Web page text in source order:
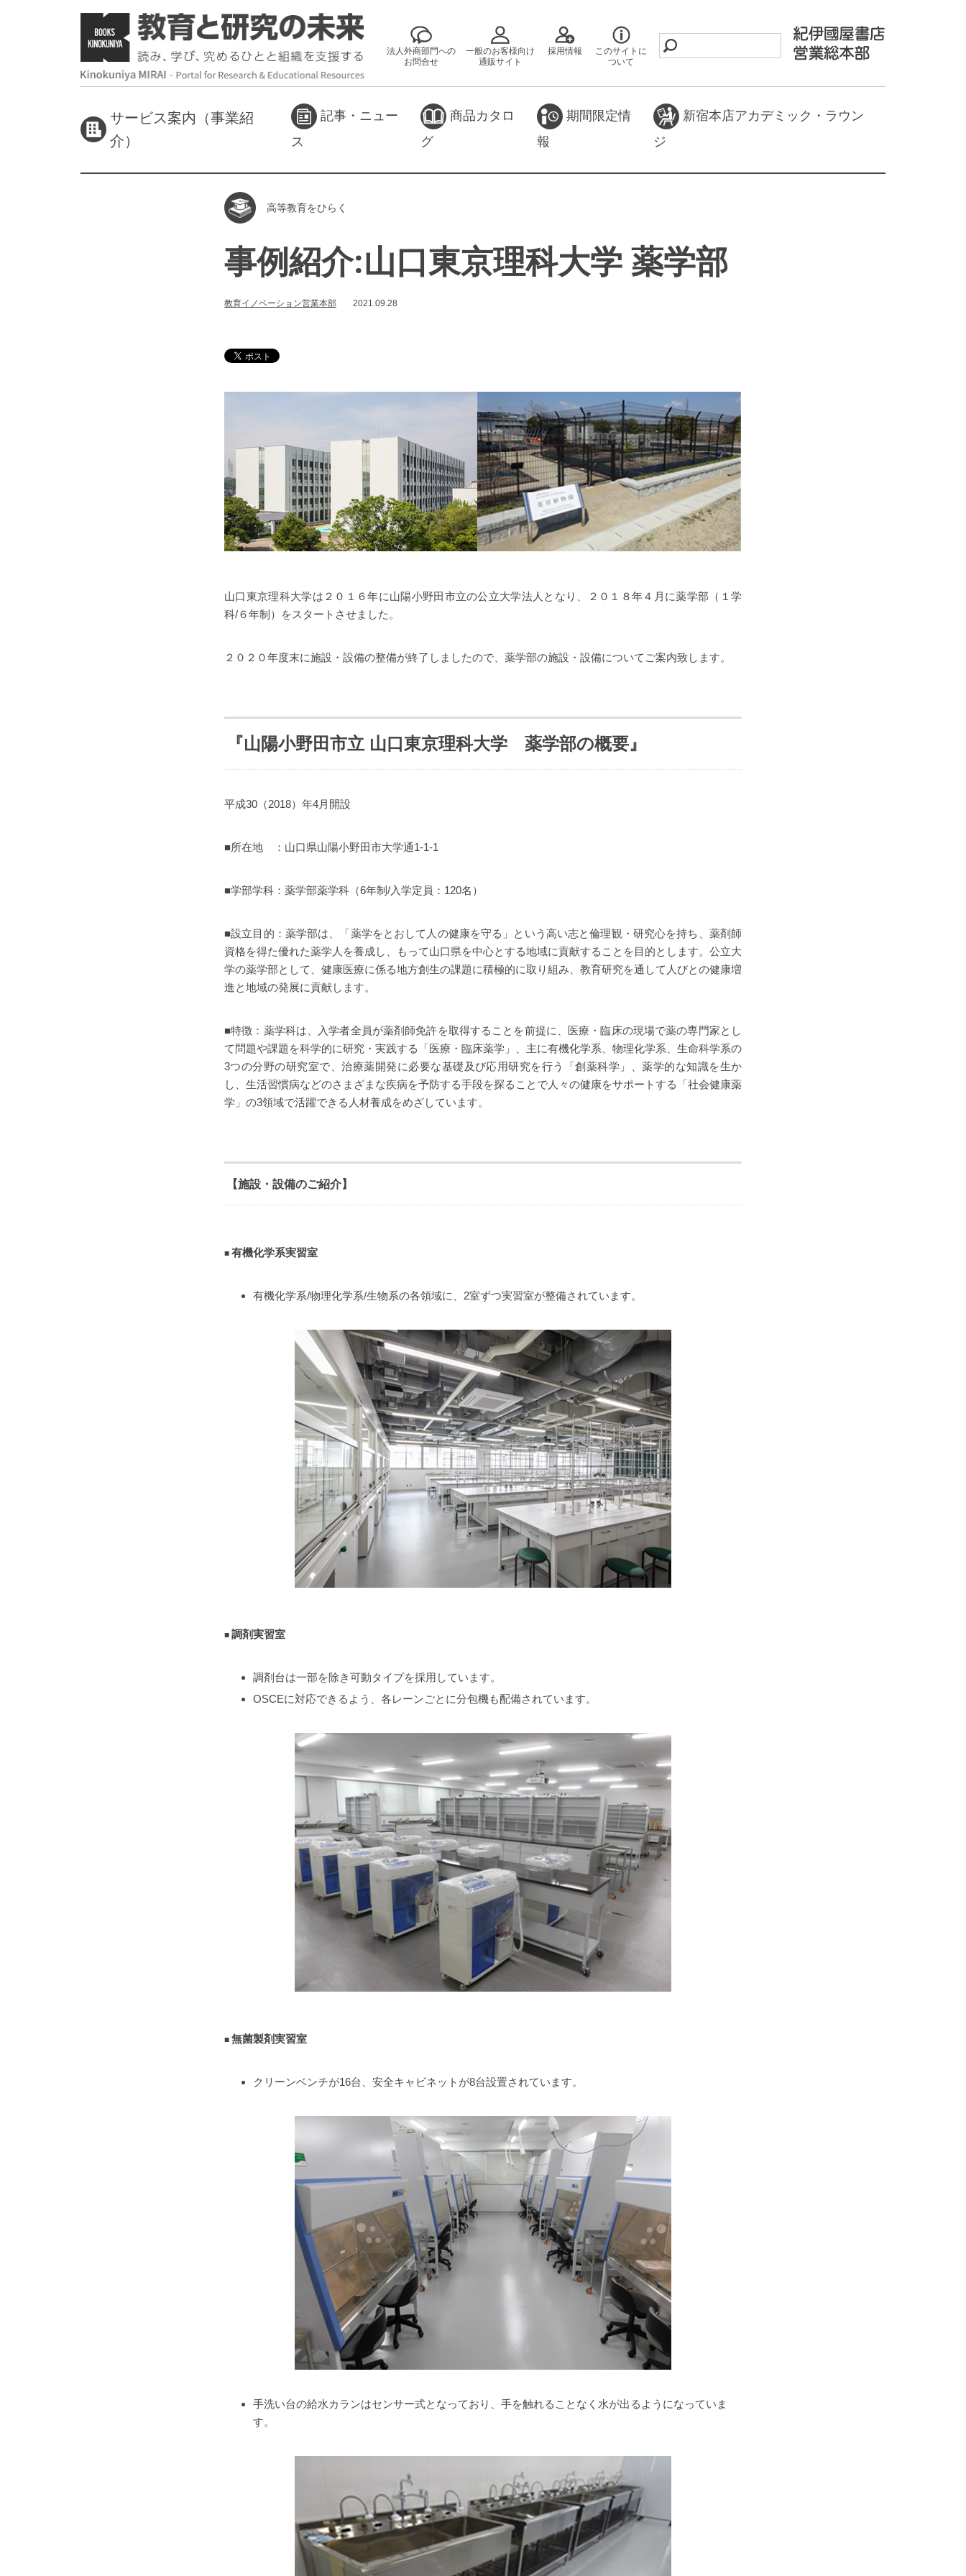
法人外商部門への
お問合せ
一般のお客様向け
通販サイト
採用情報
このサイトに
ついて
サービス案内（事業紹
介）
記事・ニュー
ス
商品カタロ
グ
期間限定情
報
新宿本店アカデミック・ラウン
ジ
高等教育をひらく
事例紹介:山口東京理科大学 薬学部
教育イノベーション営業本部 2021.09.28
山口東京理科大学は２０１６年に山陽小野田市立の公立大学法人となり、２０１８年４月に薬学部（１学
科/６年制）をスタートさせました。
２０２０年度末に施設・設備の整備が終了しましたので、薬学部の施設・設備についてご案内致します。
『山陽小野田市立 山口東京理科大学 薬学部の概要』
平成30（2018）年4月開設
■所在地 ：山口県山陽小野田市大学通1-1-1
■学部学科：薬学部薬学科（6年制/入学定員：120名）
■設立目的：薬学部は、「薬学をとおして人の健康を守る」という高い志と倫理観・研究心を持ち、薬剤師
資格を得た優れた薬学人を養成し、もって山口県を中心とする地域に貢献することを目的とします。公立大
学の薬学部として、健康医療に係る地方創生の課題に積極的に取り組み、教育研究を通して人びとの健康増
進と地域の発展に貢献します。
■特徴：薬学科は、入学者全員が薬剤師免許を取得することを前提に、医療・臨床の現場で薬の専門家とし
て問題や課題を科学的に研究・実践する「医療・臨床薬学」、主に有機化学系、物理化学系、生命科学系の
3つの分野の研究室で、治療薬開発に必要な基礎及び応用研究を行う「創薬科学」、薬学的な知識を生か
し、生活習慣病などのさまざまな疾病を予防する手段を探ることで人々の健康をサポートする「社会健康薬
学」の3領域で活躍できる人材養成をめざしています。
【施設・設備のご紹介】
有機化学系実習室
有機化学系/物理化学系/生物系の各領域に、2室ずつ実習室が整備されています。
調剤実習室
調剤台は一部を除き可動タイプを採用しています。
OSCEに対応できるよう、各レーンごとに分包機も配備されています。
無菌製剤実習室
クリーンベンチが16台、安全キャビネットが8台設置されています。
手洗い台の給水カランはセンサー式となっており、手を触れることなく水が出るようになっていま
す。